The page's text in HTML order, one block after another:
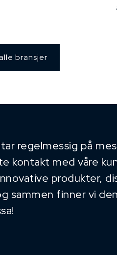
bransjer
regelmessig på
kontakt med våre
produkter,
sammen finner vi